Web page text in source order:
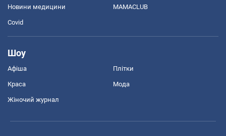
Новини медицини MAMACLUB
Covid
Шоу
Афіша Плітки
Краса Мода
Жіночий журнал